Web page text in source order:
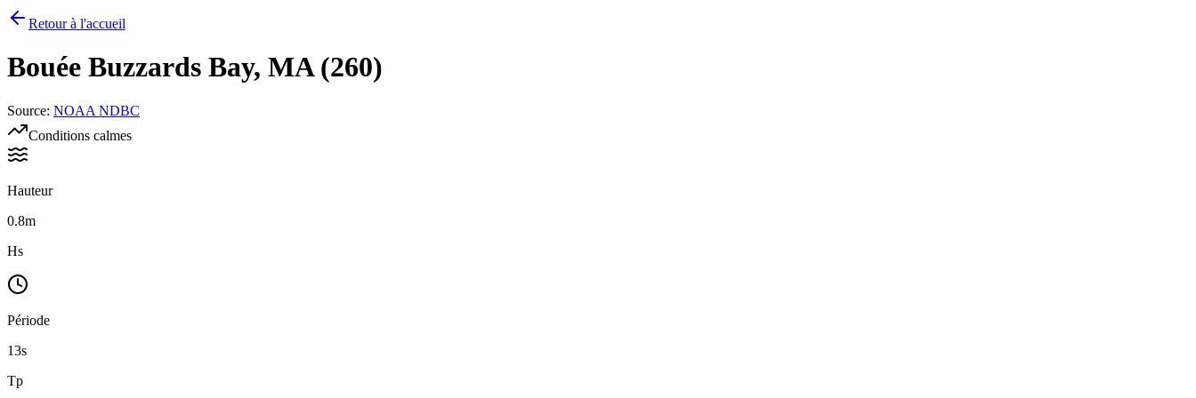
Retour à l'accueil
Bouée Buzzards Bay, MA (260)
Source: NOAA NDBC
Conditions calmes
Hauteur
0.8m
Hs
Période
13s
Tp